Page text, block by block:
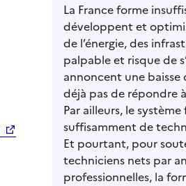
La France forme
développent et
de l’énergie, des
palpable et risque de
annoncent une
déjà pas de répondre
Par ailleurs, le
suffisamment de
Et pourtant, pour
techniciens nets par
professionnelles, la